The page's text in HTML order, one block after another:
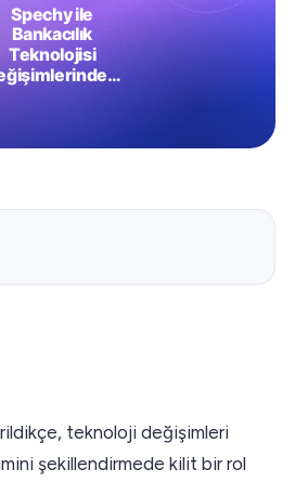
teknoloji değişimleri
şekillendirmede kilit bir rol